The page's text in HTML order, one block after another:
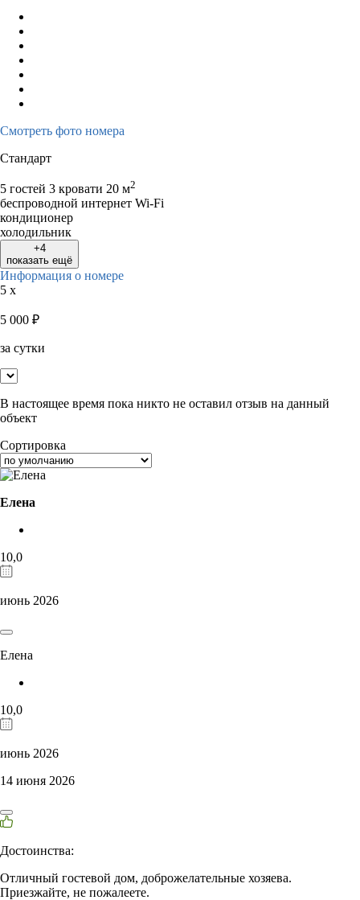
Смотреть фото номера
Стандарт
5 гостей 3 кровати 20 м2
беспроводной интернет Wi-Fi
кондиционер
холодильник
+4
показать ещё
Информация о номере
5 x
5 000 ₽
за сутки
В настоящее время пока никто не оставил отзыв на данный
объект
Сортировка
Елена
10,0
июнь 2026
Елена
10,0
июнь 2026
14 июня 2026
Достоинства:
Отличный гостевой дом, доброжелательные хозяева.
Приезжайте, не пожалеете.